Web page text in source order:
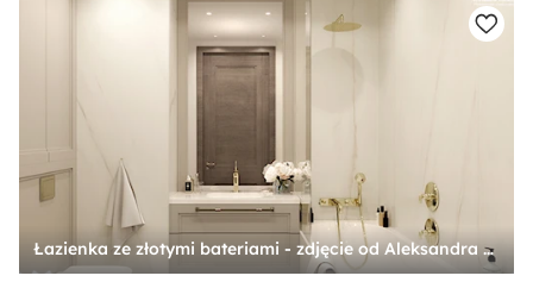
Łazienka ze złotymi bateriami - zdjęcie od Aleksandra Wachowicz Interior Design Studio